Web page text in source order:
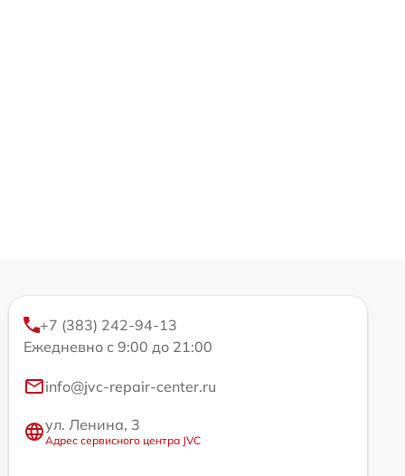
+7 (383) 242-94-13
Ежедневно с 9:00 до 21:00
info@jvc-repair-center.ru
ул. Ленина, 3
Адрес сервисного центра JVC